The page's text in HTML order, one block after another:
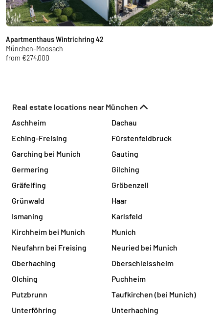
Apartmenthaus Wintrichring 42
München-Moosach
from €274,000
Real estate locations near München
Aschheim
Dachau
Eching-Freising
Fürstenfeldbruck
Garching bei Munich
Gauting
Germering
Gilching
Gräfelfing
Gröbenzell
Grünwald
Haar
Ismaning
Karlsfeld
Kirchheim bei Munich
Munich
Neufahrn bei Freising
Neuried bei Munich
Oberhaching
Oberschleissheim
Olching
Puchheim
Putzbrunn
Taufkirchen (bei Munich)
Unterföhring
Unterhaching